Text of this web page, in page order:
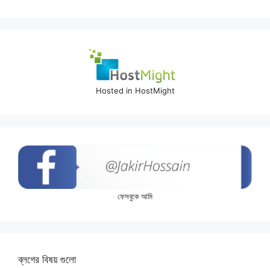
Hosted in HostMight
ফেসবুকে আমি
ব্লগের বিষয় গুলো